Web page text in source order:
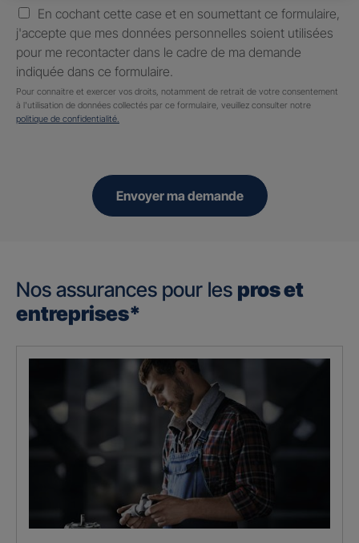
En cochant cette case et en soumettant ce formulaire,
j'accepte que mes données personnelles soient utilisées
pour me recontacter dans le cadre de ma demande
indiquée dans ce formulaire.
Pour connaitre et exercer vos droits, notamment de retrait de votre consentement
à l'utilisation de données collectés par ce formulaire, veuillez consulter notre
politique de confidentialité.
Envoyer ma demande
Nos assurances pour les pros et
entreprises*